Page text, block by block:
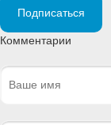
Подписаться
Комментарии